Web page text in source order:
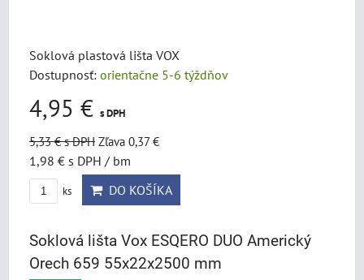
Soklová plastová lišta VOX
Dostupnosť: orientačne 5-6 týždňov
4,95 € s DPH
5,33 €s DPH Zľava 0,37 €
1,98 € s DPH / bm
ks DO KOŠÍKA
Soklová lišta Vox ESQERO DUO Americký
Orech 659 55x22x2500 mm